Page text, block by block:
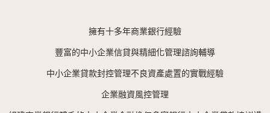
擁有十多年商業銀行經驗
豐富的中小企業信貸與精細化管理諮詢輔導
中小企業貸款封控管理不良資產處置的實戰經驗
企業融資風控管理